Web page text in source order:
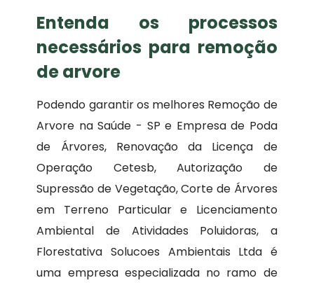
Entenda os processos
necessários para remoção
de arvore
Podendo garantir os melhores Remoção de
Arvore na Saúde - SP e Empresa de Poda
de Árvores, Renovação da Licença de
Operação Cetesb, Autorização de
Supressão de Vegetação, Corte de Árvores
em Terreno Particular e Licenciamento
Ambiental de Atividades Poluidoras, a
Florestativa Solucoes Ambientais Ltda é
uma empresa especializada no ramo de